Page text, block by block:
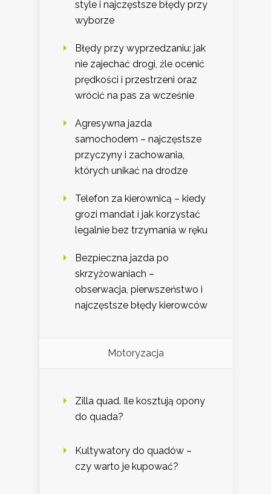
style i najczęstsze błędy przy
wyborze
Błędy przy wyprzedzaniu: jak
nie zajechać drogi, źle ocenić
prędkości i przestrzeni oraz
wrócić na pas za wcześnie
Agresywna jazda
samochodem – najczęstsze
przyczyny i zachowania,
których unikać na drodze
Telefon za kierownicą – kiedy
grozi mandat i jak korzystać
legalnie bez trzymania w ręku
Bezpieczna jazda po
skrzyżowaniach –
obserwacja, pierwszeństwo i
najczęstsze błędy kierowców
Motoryzacja
Zilla quad. Ile kosztują opony
do quada?
Kultywatory do quadów –
czy warto je kupować?